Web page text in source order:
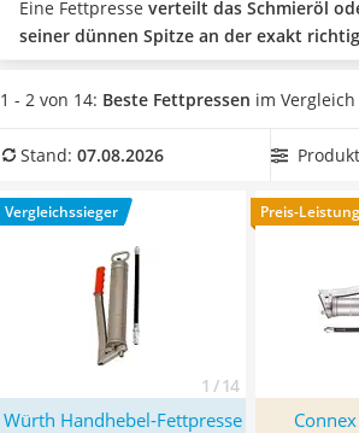
Doppelschleifer
Überwachungskamera
Benzinrasenmäher mit Elektrostart
Akku-Laubsauger
Multimeter
Gasdurchlauferhitzer
Service
Eine Fettpresse verteilt das Schmieröl
seiner dünnen Spitze an der exakt
Sie jetzt in unserer Test- bzw.
aus, in welches sichKartuschen einsetzen
transportieren. Auch ein Blick auf das
ModellWürth Handhebel-Fettpresse*
Eigenschaften.
1 - 2 von 14: Beste Fettpressen im Vergleich
Stand: 07.08.2026
Vergleichssieger
1 / 14
Preis-
Würth Handhebel-Fettpresse